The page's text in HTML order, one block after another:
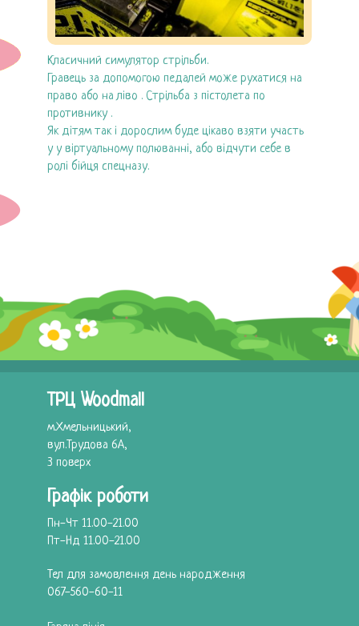
Галерея
Контакти
Класичний симулятор стрільби.
Гравець за допомогою педалей може рухатися на
право або на ліво . Стрільба з пістолета по
противнику .
Як дітям так і дорослим буде цікаво взяти участь
у у віртуальному полюванні, або відчути себе в
ролі бійця спецназу.
ТРЦ Woodmall
м.Хмельницький,
вул.Трудова 6А,
3 поверх
Графік роботи
Пн-Чт 11.00-21.00
Пт-Нд 11.00-21.00
Тел для замовлення день народження
067-560-60-11